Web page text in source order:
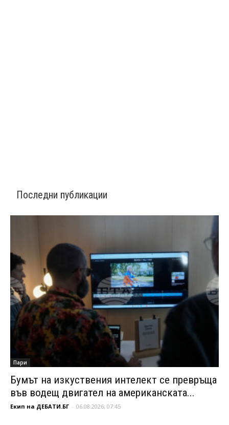
Последни публикации
Пари
Бумът на изкуствения интелект се превръща
във водещ двигател на американската...
Екип на ДЕБАТИ.БГ - 06.08.2026, 07:45